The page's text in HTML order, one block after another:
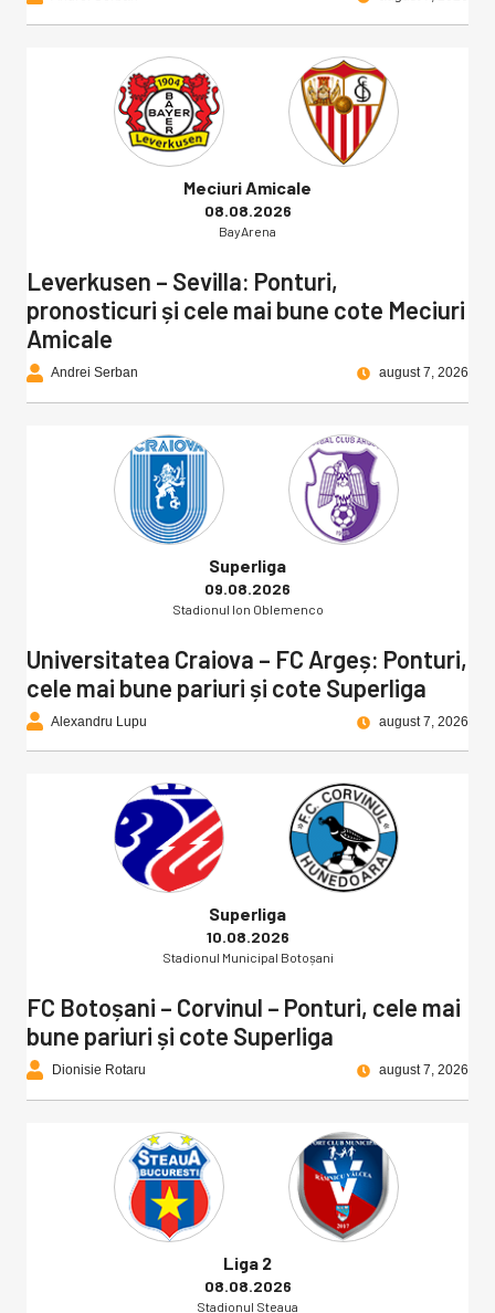
Meciuri Amicale
08.08.2026
BayArena
Leverkusen – Sevilla: Ponturi,
pronosticuri și cele mai bune cote Meciuri
Amicale
Andrei Serban august 7, 2026
Superliga
09.08.2026
Stadionul Ion Oblemenco
Universitatea Craiova – FC Argeș: Ponturi,
cele mai bune pariuri și cote Superliga
Alexandru Lupu august 7, 2026
Superliga
10.08.2026
Stadionul Municipal Botoșani
FC Botoșani – Corvinul – Ponturi, cele mai
bune pariuri și cote Superliga
Dionisie Rotaru august 7, 2026
Liga 2
08.08.2026
Stadionul Steaua